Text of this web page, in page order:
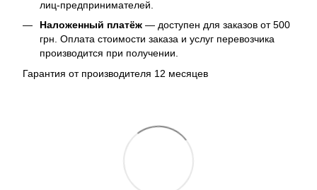
лиц-предпринимателей.
Наложенный платёж — доступен для заказов от 500
грн. Оплата стоимости заказа и услуг перевозчика
производится при получении.
Гарантия от производителя 12 месяцев